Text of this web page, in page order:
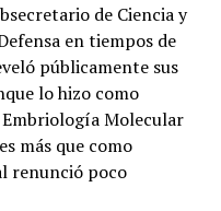
de Ciencia y
en tiempos de
públicamente sus
lo hizo como
Molecular
más que como
renunció poco